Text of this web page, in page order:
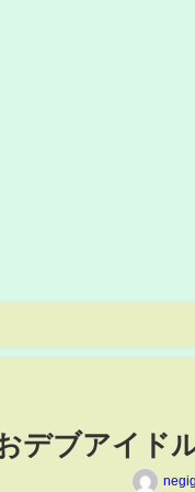
デブアイド